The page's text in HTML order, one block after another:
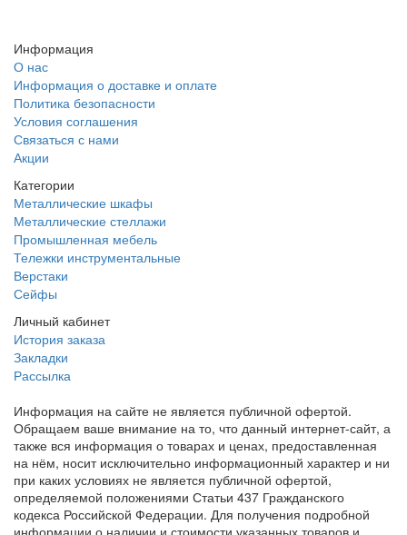
Информация
О нас
Информация о доставке и оплате
Политика безопасности
Условия соглашения
Связаться с нами
Акции
Категории
Металлические шкафы
Металлические стеллажи
Промышленная мебель
Тележки инструментальные
Верстаки
Сейфы
Личный кабинет
История заказа
Закладки
Рассылка
Информация на сайте не является публичной офертой.
Обращаем ваше внимание на то, что данный интернет-сайт, а
также вся информация о товарах и ценах, предоставленная
на нём, носит исключительно информационный характер и ни
при каких условиях не является публичной офертой,
определяемой положениями Статьи 437 Гражданского
кодекса Российской Федерации. Для получения подробной